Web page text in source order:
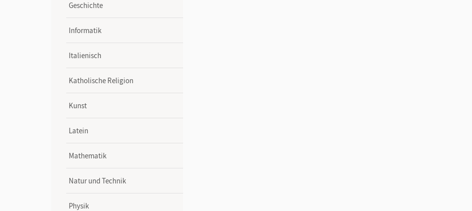
Geschichte
Informatik
Italienisch
Katholische Religion
Kunst
Latein
Mathematik
Natur und Technik
Physik